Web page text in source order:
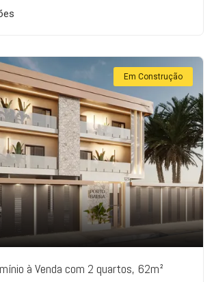
Em Construção
à Venda com 2 quartos, 62m²